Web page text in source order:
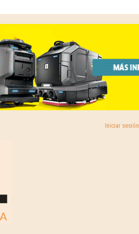
Iniciar sesión